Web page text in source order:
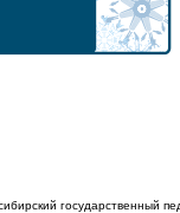
государственный